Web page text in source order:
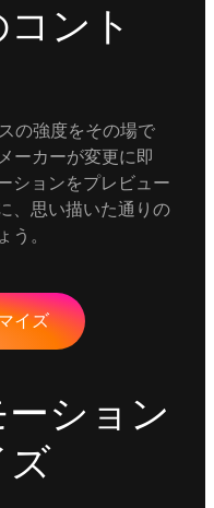
ント
の強度をその場で
ーカーが変更に即
ションをプレビュー
、思い描いた通りの
う。
イズ
ション
ズ